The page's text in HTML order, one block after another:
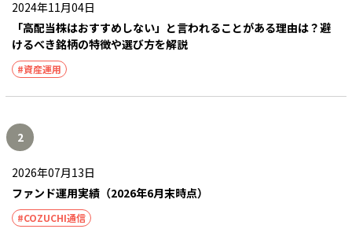
2024年11月04日
「高配当株はおすすめしない」と言われることがある理由は？避
けるべき銘柄の特徴や選び方を解説
#資産運用
2
2026年07月13日
ファンド運用実績（2026年6月末時点）
#COZUCHI通信